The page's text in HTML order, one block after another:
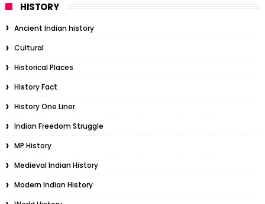
HISTORY
Ancient Indian history
Cultural
Historical Places
History Fact
History One Liner
Indian Freedom Struggle
MP History
Medieval Indian History
Modern Indian History